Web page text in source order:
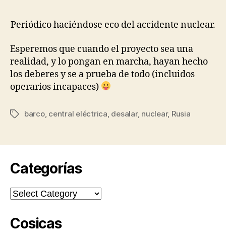
Periódico haciéndose eco del accidente nuclear.
Esperemos que cuando el proyecto sea una
realidad, y lo pongan en marcha, hayan hecho
los deberes y se a prueba de todo (incluidos
operarios incapaces)
Tagsbarco, central eléctrica desalar, nuclear, Rusia
Categorías
Categorías
Cosicas